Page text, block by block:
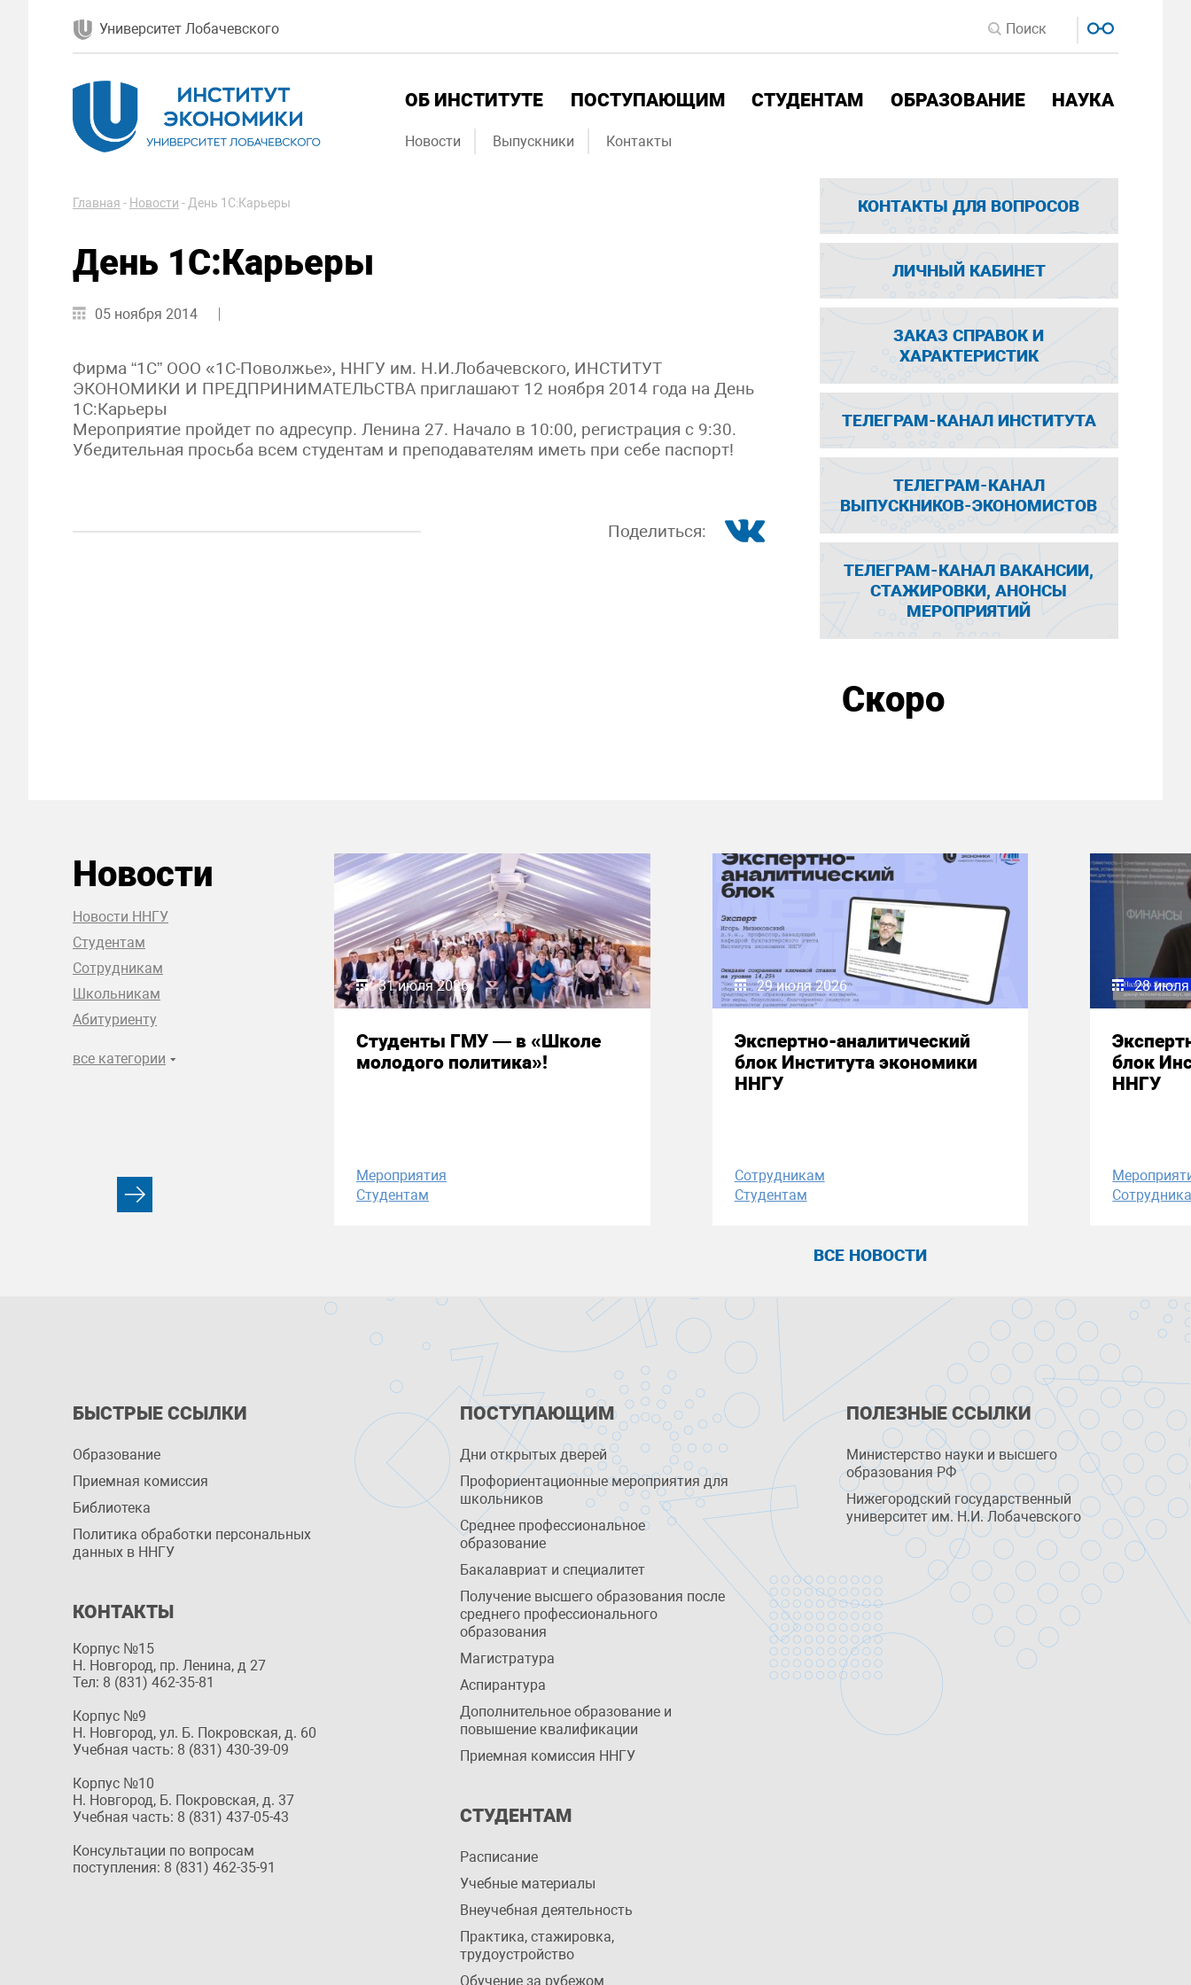
Университет Лобачевского
ОБ ИНСТИТУТЕ ПОСТУПАЮЩИМ СТУДЕНТАМ ОБРАЗОВАНИЕ НАУКА
Новости Выпускники Контакты
Главная - Новости -День 1С:Карьеры
День 1С:Карьеры
05 ноября 2014
Фирма “1С” ООО «1С-Поволжье», ННГУ им. Н.И.Лобачевского, ИНCТИТУТ
ЭКОНОМИКИ И ПРЕДПРИНИМАТЕЛЬСТВА приглашают 12 ноября 2014 года на День
1С:Карьеры
Мероприятие пройдет по адресупр. Ленина 27. Начало в 10:00, регистрация с 9:30.
Убедительная просьба всем студентам и преподавателям иметь при себе паспорт!
Поделиться:
КОНТАКТЫ ДЛЯ ВОПРОСОВ
ЛИЧНЫЙ КАБИНЕТ
ЗАКАЗ СПРАВОК И
ХАРАКТЕРИСТИК
ТЕЛЕГРАМ-КАНАЛ ИНСТИТУТА
ТЕЛЕГРАМ-КАНАЛ
ВЫПУСКНИКОВ-ЭКОНОМИСТОВ
ТЕЛЕГРАМ-КАНАЛ ВАКАНСИИ,
СТАЖИРОВКИ, АНОНСЫ
МЕРОПРИЯТИЙ
Скоро
Новости
Новости ННГУ
Студентам
Сотрудникам
Школьникам
Абитуриенту
все категории
31 июля 2026
Студенты ГМУ — в «Школе
молодого политика»!
Мероприятия
Студентам
29 июля 2026
Экспертно-аналитический
блок Института экономики
ННГУ
Сотрудникам
Студентам
28
блок
ННГУ
ВСЕ НОВОСТИ
БЫСТРЫЕ ССЫЛКИ
Образование
Приемная комиссия
Библиотека
Политика обработки персональных
данных в ННГУ
КОНТАКТЫ
Корпус №15
Н. Новгород, пр. Ленина, д 27
Тел: 8 (831) 462-35-81
Корпус №9
Н. Новгород, ул. Б. Покровская, д. 60
Учебная часть: 8 (831) 430-39-09
Корпус №10
Н. Новгород, Б. Покровская, д. 37
Учебная часть: 8 (831) 437-05-43
Консультации по вопросам
поступления: 8 (831) 462-35-91
ПОСТУПАЮЩИМ
Дни открытых дверей
Профориентационные мероприятия для
школьников
Среднее профессиональное
образование
Бакалавриат и специалитет
Получение высшего образования после
среднего профессионального
образования
Магистратура
Аспирантура
Дополнительное образование и
повышение квалификации
Приемная комиссия ННГУ
СТУДЕНТАМ
Расписание
Учебные материалы
Внеучебная деятельность
Практика, стажировка,
трудоустройство
Обучение за рубежом
ПОЛЕЗНЫЕ ССЫЛКИ
Министерство науки и высшего
образования РФ
Нижегородский государственный
университет им. Н.И. Лобачевского